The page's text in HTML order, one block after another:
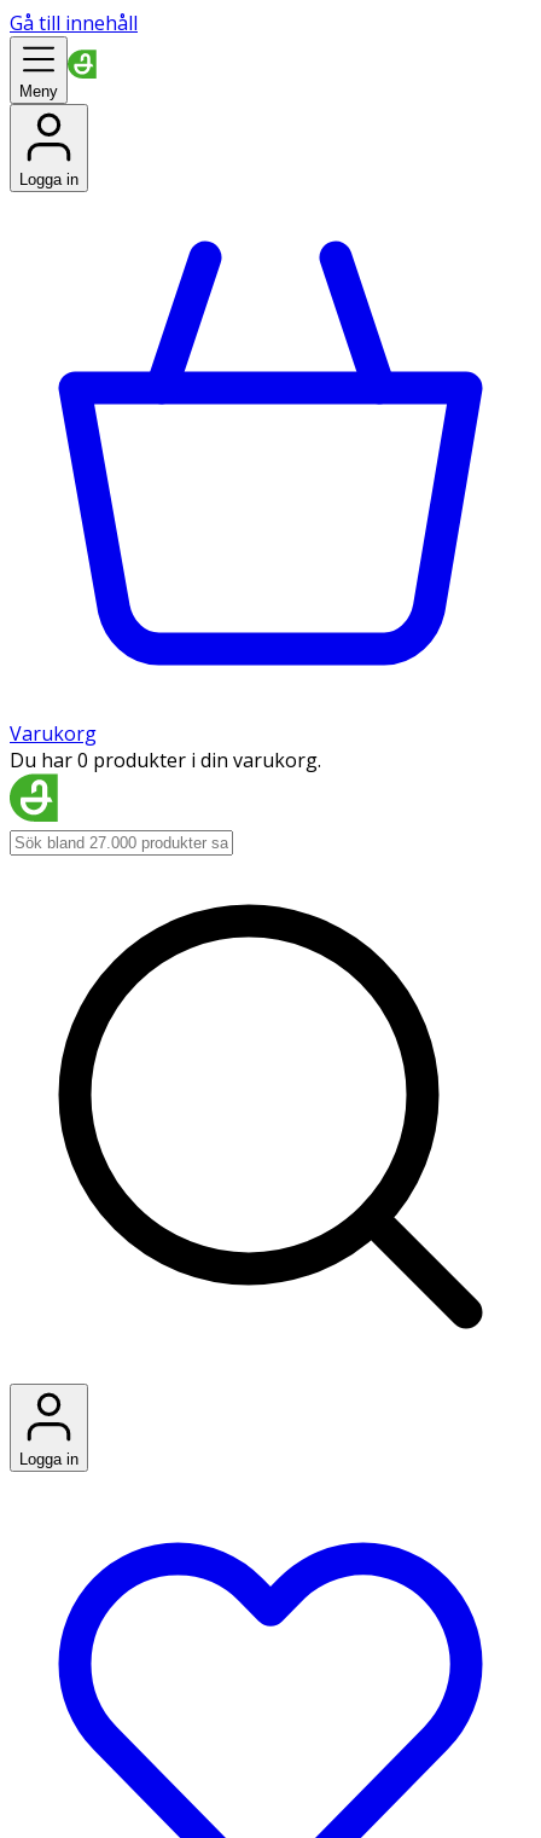
Gå till innehåll
Meny
Logga in
Varukorg
Du har 0 produkter i din varukorg.
Logga in